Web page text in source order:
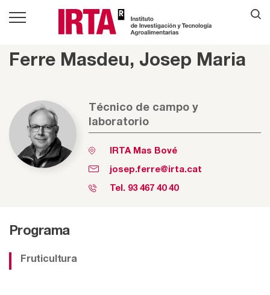
Ferre Masdeu, Josep Maria
Técnico de campo y
laboratorio
IRTA Mas Bové
josep.ferre@irta.cat
Tel. 93 467 40 40
Programa
Fruticultura